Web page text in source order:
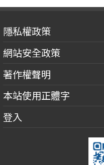
隱私權政策
網站安全政策
著作權聲明
本站使用正體字
登入